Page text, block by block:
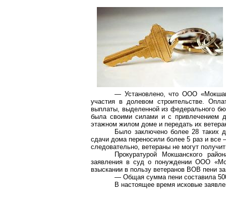
— Установлено, что ООО
участия в долевом строительстве.
выплаты, выделенной из федерального
была своими силами и с привлечением
этажном жилом доме и передать их
Было заключено более 28 таких
сдачи дома переносили более 5 раз и
следовательно, ветераны не могут
Прокуратурой Мокшанского
заявления в суд о понуждении ООО
взыскании в пользу ветеранов ВОВ пени
— Общая сумма пени составила
В настоящее время исковые